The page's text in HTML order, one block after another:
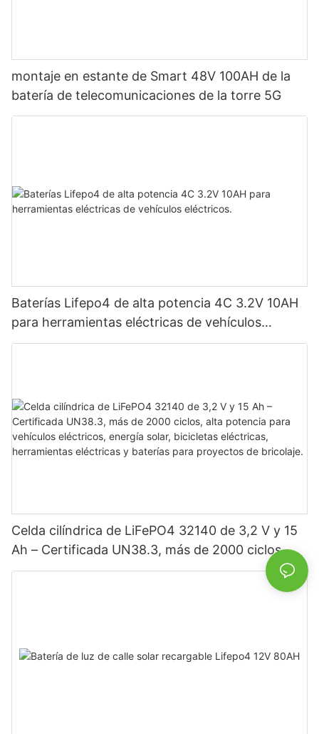
montaje en estante de Smart 48V 100AH ​​de la
batería de telecomunicaciones de la torre 5G
Baterías Lifepo4 de alta potencia 4C 3.2V 10AH
para herramientas eléctricas de vehículos
eléctricos.
Celda cilíndrica de LiFePO4 32140 de 3,2 V y 15
Ah – Certificada UN38.3, más de 2000 ciclos,
alta potencia para vehículos eléctricos, energía